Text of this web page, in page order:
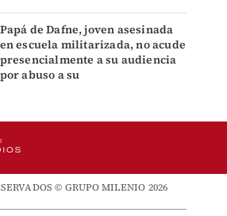
Papá de Dafne, joven asesinada
en escuela militarizada, no acude
presencialmente a su audiencia
por abuso a su
© GRUPO MILENIO 2026